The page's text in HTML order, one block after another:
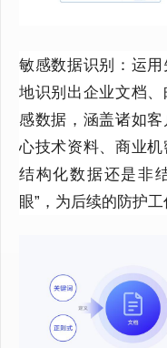
敏感数据识别：运
地识别出企业文档
感数据，涵盖诸如
心技术资料、商业
结构化数据还是非
眼”，为后续的防护工